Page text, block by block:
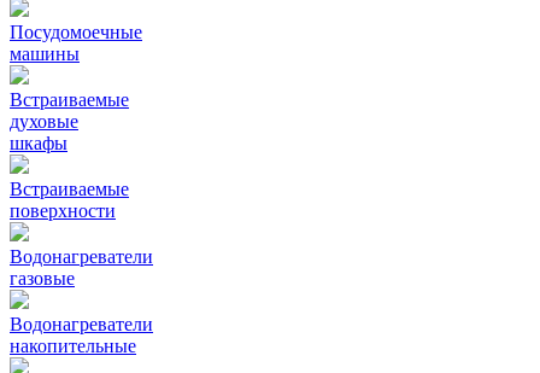
Посудомоечные
машины
Встраиваемые
духовые
шкафы
Встраиваемые
поверхности
Водонагреватели
газовые
Водонагреватели
накопительные